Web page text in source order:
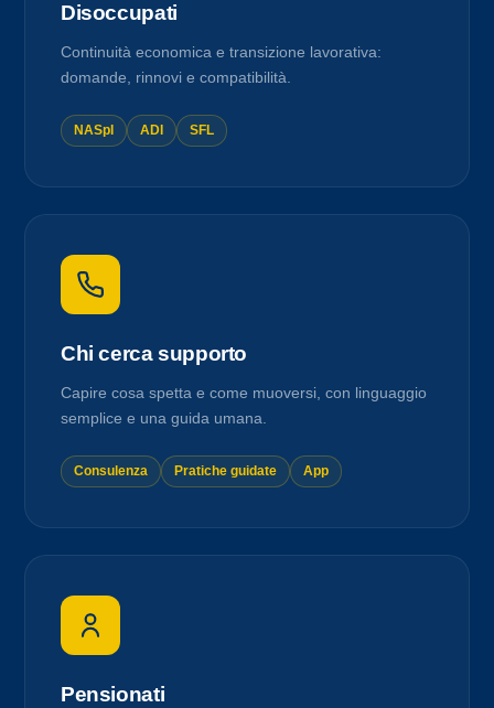
Disoccupati
Continuità economica e transizione lavorativa:
domande, rinnovi e compatibilità.
NASpI ADI SFL
Chi cerca supporto
Capire cosa spetta e come muoversi, con linguaggio
semplice e una guida umana.
Consulenza Pratiche guidate App
Pensionati